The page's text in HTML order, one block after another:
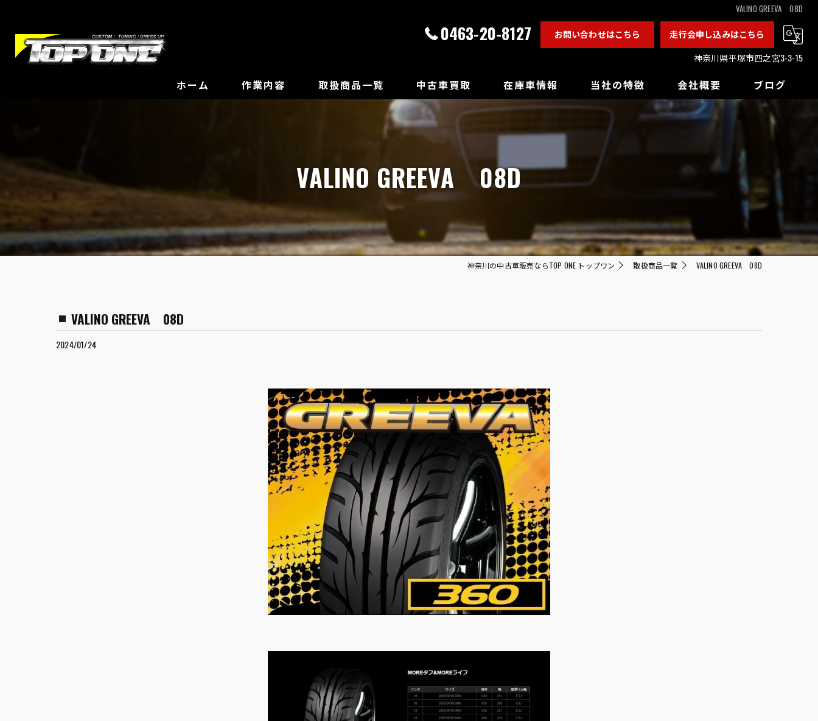
VALINO GREEVA 08D
0463-20-8127 お問い合わせはこちら
走行会申し込みはこちら
神奈川県平塚市四之宮3-3-15
ホーム 作業内容 取扱商品一覧 中古車買取 在庫車情報 当社の特徴
カスタム
チューニング
ドレスアップ
買取
会社概要 ブログ
VALINO GREEVA 08D
神奈川の中古車販売ならTOP ONE トップワン 取扱商品一覧 VALINO GREEVA 08D
VALINO GREEVA 08D
2024/01/24